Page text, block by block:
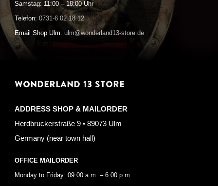
Samstag: 11:00 – 18:00 Uhr
Telefon: 0731-6 02 18 12
Email Shop Ulm: ulm@wonderland13-store.de
WONDERLAND 13 STORE
ADDRESS SHOP & MAILORDER
Herdbruckerstraße 9 • 89073 Ulm
Germany (near town hall)
OFFICE MAILORDER
Monday to Friday: 09:00 a.m. – 6:00 p.m